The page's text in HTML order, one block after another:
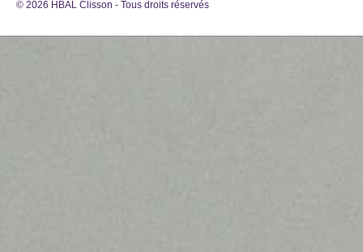
© 2026 HBAL Clisson - Tous droits réservés